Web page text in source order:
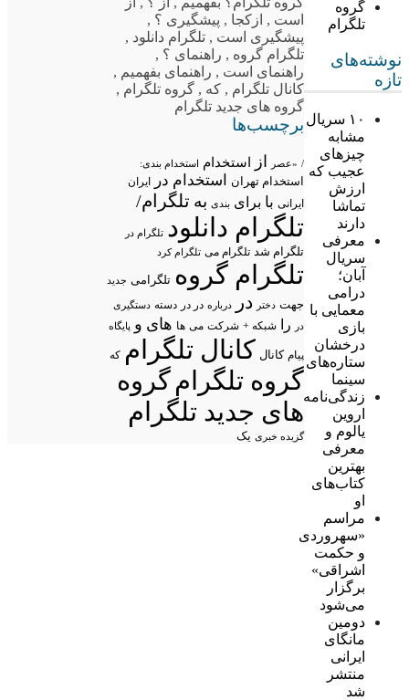
گروه
تلگرام
نوشته‌های
تازه
۱۰ سریال
مشابه
چیزهای
عجیب که
ارزش
تماشا
دارند
معرفی
سریال
آبان؛
درامی
معمایی با
بازی
درخشان
ستاره‌های
سینما
زندگی‌نامه
اروین
یالوم و
معرفی
بهترین
کتاب‌های
او
مراسم
«سهروردی
و حکمت
اشراقی»
برگزار
می‌شود
دومین
مانگای
ایرانی
منتشر
شد
است , ازکجا , پیشگیری ؟ ,
پیشگیری است , تلگرام دانلود ,
تلگرام گروه , راهنمای ؟ ,
راهنمای است , راهنمای بفهمیم ,
کانال تلگرام , که , گروه تلگرام ,
گروه های جدید تلگرام
برچسب‌ها
/ «عصر از استخدام استخدام بندی:
استخدام تهران استخدام در ایران
ایرانی با برای بندی به تلگرام/
تلگرام دانلود تلگرام در
تلگرام شد تلگرام می تلگرام کرد
تلگرام گروه تلگرامی جدید
جهت دختر در درباره در در دسته دستگیری
در
را شبکه + شرکت می ها های و پایگاه
پیام کانال کانال تلگرام که
گروه تلگرامگروه
های جدید تلگرام
گزیده خبری یک